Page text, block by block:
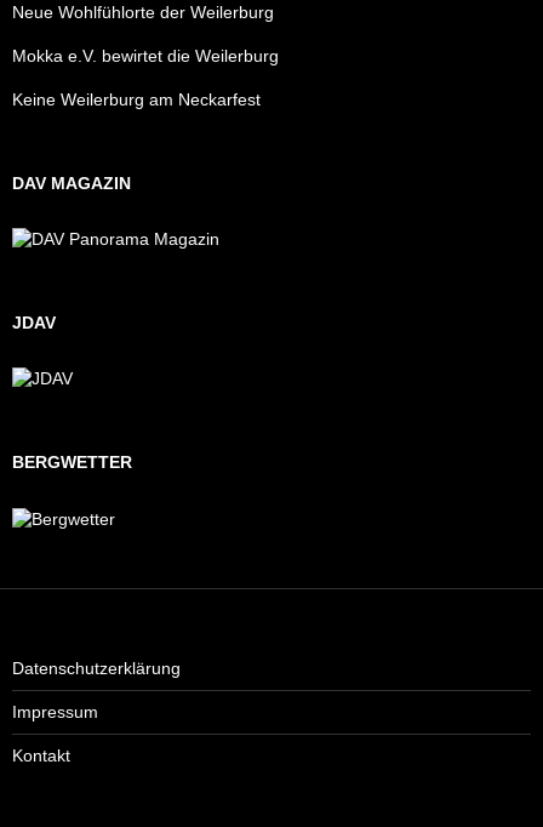
Neue Wohlfühlorte der Weilerburg
Mokka e.V. bewirtet die Weilerburg
Keine Weilerburg am Neckarfest
DAV MAGAZIN
JDAV
BERGWETTER
Datenschutzerklärung
Impressum
Kontakt